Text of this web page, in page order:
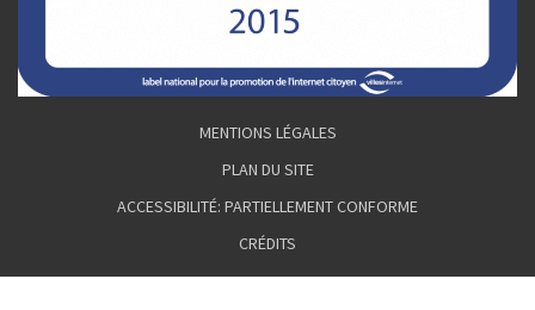
MENTIONS LÉGALES
PLAN DU SITE
ACCESSIBILITÉ: PARTIELLEMENT CONFORME
CRÉDITS